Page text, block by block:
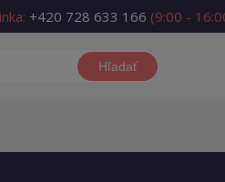
+420 728 633 166 (9:00 -
Hľadať